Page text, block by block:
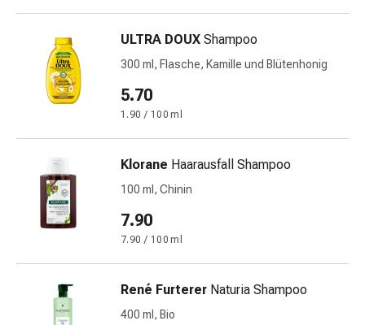
Netzverbände
Verbrennungen
Sonnenbrand
Verbandwechsel-
Wundauflagen
Wundbehandlung
Wundsprays
kleber
ULTRA DOUX Shampoo
300 ml, Flasche, Kamille und Blütenhonig
5.70
1.90 / 100 ml
Klorane Haarausfall Shampoo
100 ml, Chinin
7.90
7.90 / 100 ml
René Furterer Naturia Shampoo
400 ml, Bio